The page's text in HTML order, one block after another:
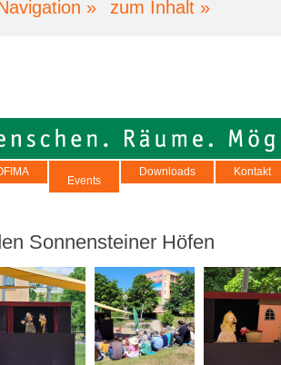
» zum Inhalt »
Events
Downloads Kontakt
Sonnensteiner Höfen